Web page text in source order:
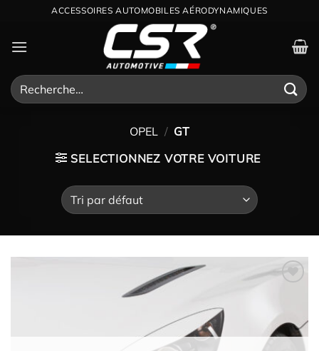
contenu
ACCESSOIRES AUTOMOBILES AÉRODYNAMIQUES
Recherche
pour :
OPEL / GT
SELECTIONNEZ VOTRE VOITURE
Ajouter
à la
wishlist